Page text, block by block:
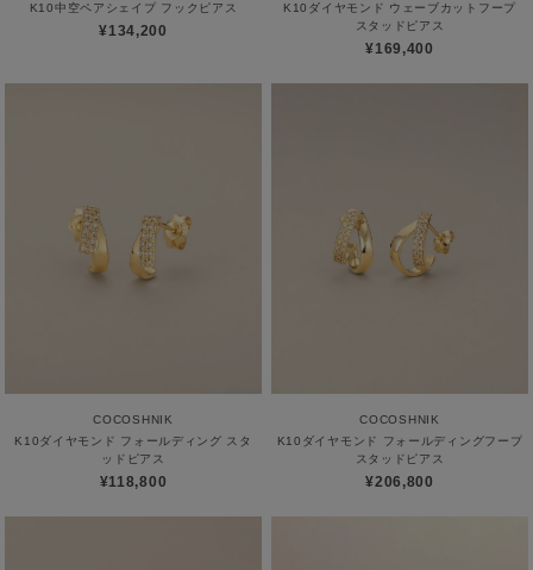
K10中空ペアシェイプ フックピアス
¥134,200
K10ダイヤモンド ウェーブカットフープ
スタッドピアス
¥169,400
COCOSHNIK
K10ダイヤモンド フォールディング スタ
ッドピアス
¥118,800
COCOSHNIK
K10ダイヤモンド フォールディングフープ
スタッドピアス
¥206,800